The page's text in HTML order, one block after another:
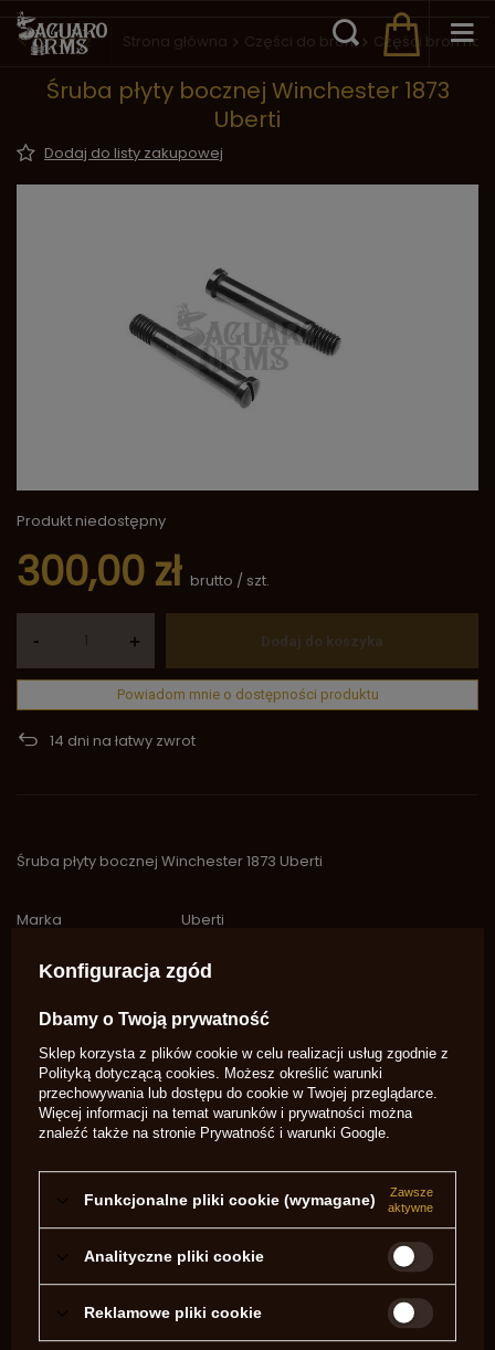
Wstecz Strona główna Części do broni Części broń
Śruba płyty bocznej Winchester 1873
Uberti
Dodaj do listy zakupowej
Produkt niedostępny
300,00 zł brutto / szt.
- + Dodaj do koszyka
Powiadom mnie o dostępności produktu
14 dni na łatwy zwrot
Śruba płyty bocznej Winchester 1873 Uberti
Marka
Uberti
Potrzebujesz pomocy? Masz pytania?
Zadaj pytanie a my odpowiemy
niezwłocznie, najciekawsze pytania i
odpowiedzi publikując dla innych.
NAPISZ SWOJĄ OPINIĘ
5/5
Treść twojej opinii
Konfiguracja zgód
Dbamy o Twoją prywatność
Sklep korzysta z plików cookie w celu realizacji usług zgodnie z
Polityką dotyczącą cookies. Możesz określić warunki
przechowywania lub dostępu do cookie w Twojej przeglądarce.
Więcej informacji na temat warunków i prywatności można
znaleźć także na stronie Prywatność i warunki Google.
Funkcjonalne pliki cookie (wymagane)
Zawsze
aktywne
Analityczne pliki cookie
Reklamowe pliki cookie